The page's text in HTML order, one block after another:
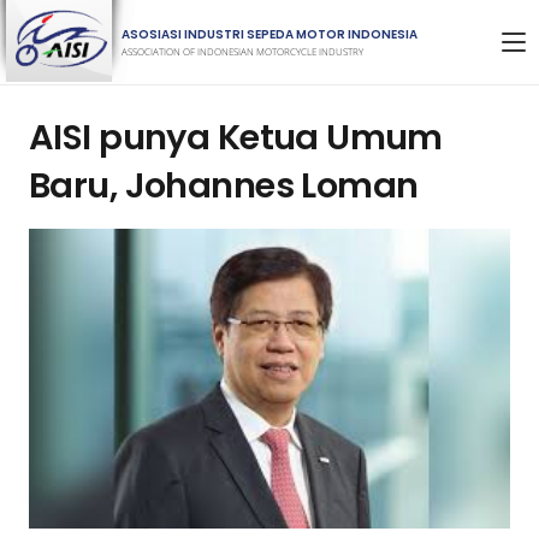
ASOSIASI INDUSTRI SEPEDA MOTOR INDONESIA
ASSOCIATION OF INDONESIAN MOTORCYCLE INDUSTRY
AISI punya Ketua Umum
Baru, Johannes Loman